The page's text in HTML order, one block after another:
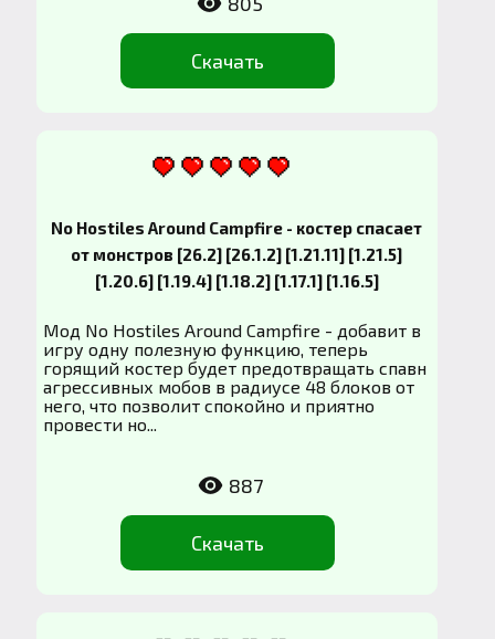
Скачать
No Hostiles Around Campfire - костер спасает
от монстров [26.2] [26.1.2] [1.21.11] [1.21.5]
[1.20.6] [1.19.4] [1.18.2] [1.17.1] [1.16.5]
Мод No Hostiles Around Campfire - добавит в
игру одну полезную функцию, теперь
горящий костер будет предотвращать спавн
агрессивных мобов в радиусе 48 блоков от
него, что позволит спокойно и приятно
провести но...
Скачать
887